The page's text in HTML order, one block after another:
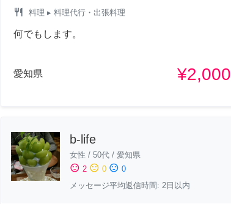
restaurant 料理 ▸ 料理代行・出張料理
何でもします。
愛知県 ¥2,000
b-life
女性 / 50代 / 愛知県
sentiment_satisfied 2 sentiment_neutral 0 sentiment_dissatisfied 0
メッセージ平均返信時間: 2日以内